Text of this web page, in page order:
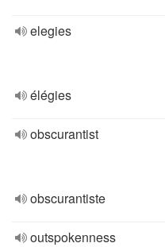
elegies
élégies
obscurantist
obscurantiste
outspokenness